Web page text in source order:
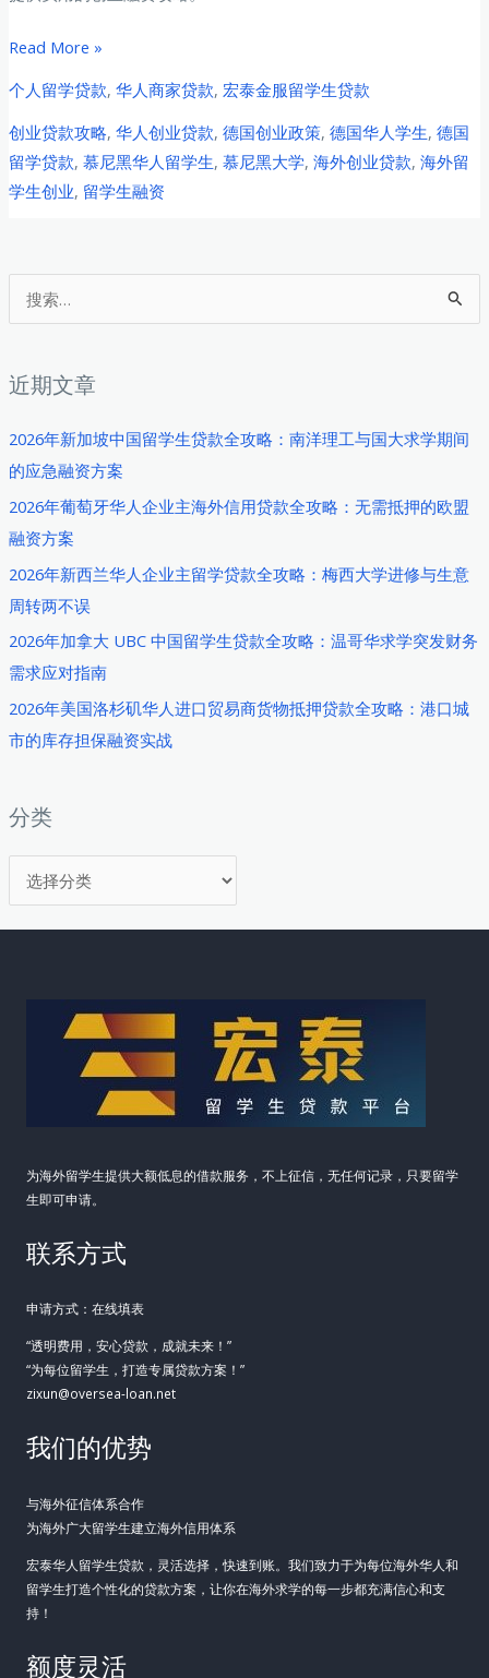
索
近期文章
2026年新加坡中国留学生贷款全攻略：南洋理工与国大求学期间
的应急融资方案
2026年葡萄牙华人企业主海外信用贷款全攻略：无需抵押的欧盟
融资方案
2026年新西兰华人企业主留学贷款全攻略：梅西大学进修与生意
周转两不误
2026年加拿大 UBC 中国留学生贷款全攻略：温哥华求学突发财务
需求应对指南
2026年美国洛杉矶华人进口贸易商货物抵押贷款全攻略：港口城
市的库存担保融资实战
分类
类
海
中
国
留
学
国
融
资
指
南：
尼
黑
大
学
学
子
把
2026
业
贷
Read More »
个人留学贷款, 华人商家贷款, 宏泰金服留学生贷款
创业贷款攻略, 华人创业贷款, 德国创业政策, 德国华人学生, 德国
留学贷款, 慕尼黑华人留学生, 慕尼黑大学, 海外创业贷款, 海外留
学生创业, 留学生融资
为海外留学生提供大额低息的借款服务，不上征信，无任何记录，只要留学
生即可申请。
联系方式
申请方式：在线填表
“透明费用，安心贷款，成就未来！”
“为每位留学生，打造专属贷款方案！”
zixun@oversea-loan.net
我们的优势
与海外征信体系合作
为海外广大留学生建立海外信用体系
宏泰华人留学生贷款，灵活选择，快速到账。我们致力于为每位海外华人和
留学生打造个性化的贷款方案，让你在海外求学的每一步都充满信心和支
持！
额度灵活